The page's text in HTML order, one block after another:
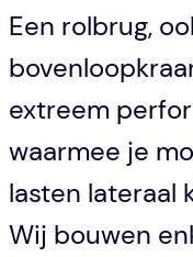
Een rolbrug,
extreem
waarmee je
lasten lateraal
Wij bouwen